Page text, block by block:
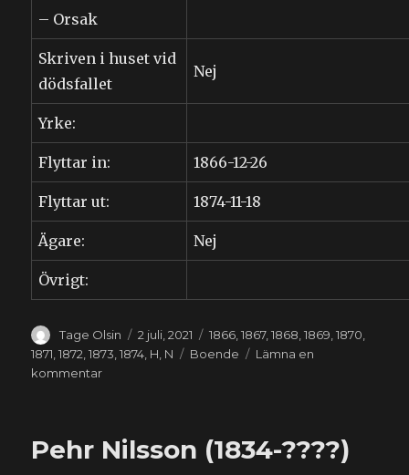
– Orsak
Skriven i huset vid
dödsfallet
Nej
Yrke:
Flyttar in: 1866-12-26
Flyttar ut: 1874-11-18
Ägare: Nej
Övrigt:
Författare
Tage Olsin
Publicerat
den
2 juli, 2021 Kategorier
1866 ,1867,1868 ,1869 ,1870
1871 ,1872 ,1873 ,1874 H N Etiketter
Boende
Lämna en
kommentartill
1916)
Pehr Nilsson (1834-????)